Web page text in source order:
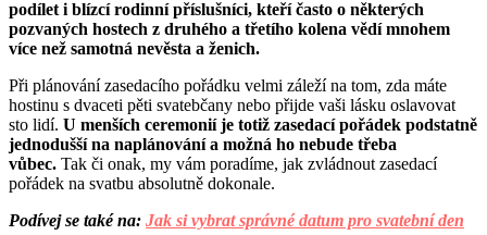
podílet i blízcí rodinní příslušníci, kteří často o některých
pozvaných hostech z druhého a třetího kolena vědí mnohem
více než samotná nevěsta a ženich.
Při plánování zasedacího pořádku velmi záleží na tom, zda máte
hostinu s dvaceti pěti svatebčany nebo přijde vaši lásku oslavovat
sto lidí. U menších ceremonií je totiž zasedací pořádek podstatně
jednodušší na naplánování a možná ho nebude třeba
vůbec. Tak či onak, my vám poradíme, jak zvládnout zasedací
pořádek na svatbu absolutně dokonale.
Podívej se také na: Jak si vybrat správné datum pro svatební den